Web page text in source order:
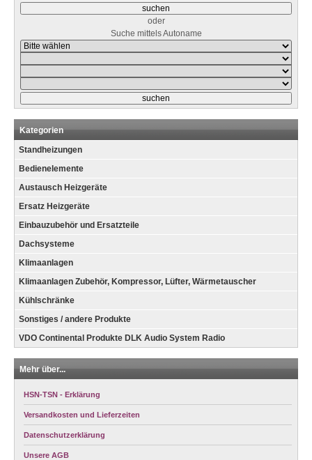
oder
Suche mittels Autoname
Kategorien
Standheizungen
Bedienelemente
Austausch Heizgeräte
Ersatz Heizgeräte
Einbauzubehör und Ersatzteile
Dachsysteme
Klimaanlagen
Klimaanlagen Zubehör, Kompressor, Lüfter, Wärmetauscher
Kühlschränke
Sonstiges / andere Produkte
VDO Continental Produkte DLK Audio System Radio
Mehr über...
HSN-TSN - Erklärung
Versandkosten und Lieferzeiten
Datenschutzerklärung
Unsere AGB